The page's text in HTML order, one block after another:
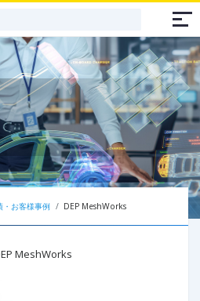
・お客様事例 DEP MeshWorks
MeshWorks